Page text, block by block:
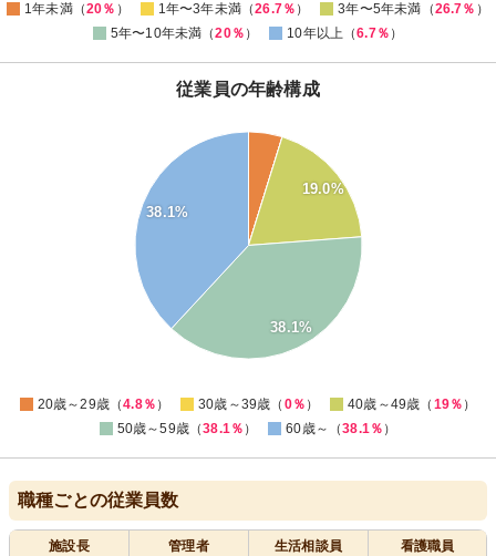
1年未満（20％ ） 1年〜3年未満（26.7％ ） 3年〜5年未満（26.7％ ）
5年〜10年未満（20％ ） 10年以上（6.7％ ）
従業員の年齢構成
19.0%
38.1%
38.1%
20歳～29歳（4.8％ ） 30歳～39歳（ 0％ ） 40歳～49歳（ 19％ ）
50歳～59歳（38.1％ ） 60歳～（38.1％ ）
職種ごとの従業員数
施設長 管理者 生活相談員 看護職員